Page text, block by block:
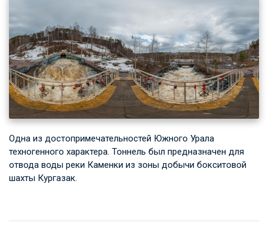
Одна из достопримечательностей Южного Урала
техногенного характера. Тоннель был предназначен для
отвода воды реки Каменки из зоны добычи бокситовой
шахты Кургазак.